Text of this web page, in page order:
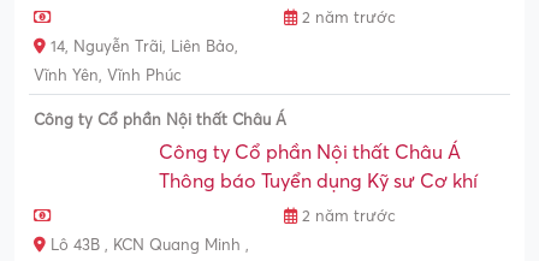
2 năm trước
14, Nguyễn Trãi, Liên Bảo,
Vĩnh Yên, Vĩnh Phúc
Công ty Cổ phần Nội thất Châu Á
Công ty Cổ phần Nội thất Châu Á
Thông báo Tuyển dụng Kỹ sư Cơ khí
2 năm trước
Lô 43B , KCN Quang Minh ,